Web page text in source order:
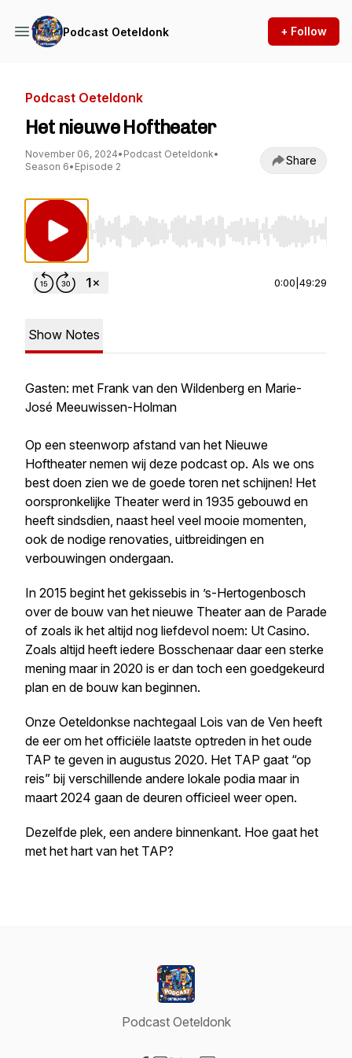
Podcast Oeteldonk + Follow
Podcast Oeteldonk
Het nieuwe Hoftheater
November 06, 2024• Podcast Oeteldonk•
Season 6• Episode 2 Share
Use Left/Right to seek, Home/End to jump to
0:00 49:29
Show Notes
Gasten: met Frank van den Wildenberg en Marie-
José Meeuwissen-Holman
Op een steenworp afstand van het Nieuwe
Hoftheater nemen wij deze podcast op. Als we ons
best doen zien we de goede toren net schijnen! Het
oorspronkelijke Theater werd in 1935 gebouwd en
heeft sindsdien, naast heel veel mooie momenten,
ook de nodige renovaties, uitbreidingen en
verbouwingen ondergaan.
In 2015 begint het gekissebis in ’s-Hertogenbosch
over de bouw van het nieuwe Theater aan de Parade
of zoals ik het altijd nog liefdevol noem: Ut Casino.
Zoals altijd heeft iedere Bosschenaar daar een sterke
mening maar in 2020 is er dan toch een goedgekeurd
plan en de bouw kan beginnen.
Onze Oeteldonkse nachtegaal Lois van de Ven heeft
de eer om het officiële laatste optreden in het oude
TAP te geven in augustus 2020. Het TAP gaat “op
reis” bij verschillende andere lokale podia maar in
maart 2024 gaan de deuren officieel weer open.
Dezelfde plek, een andere binnenkant. Hoe gaat het
met het hart van het TAP?
Podcast Oeteldonk